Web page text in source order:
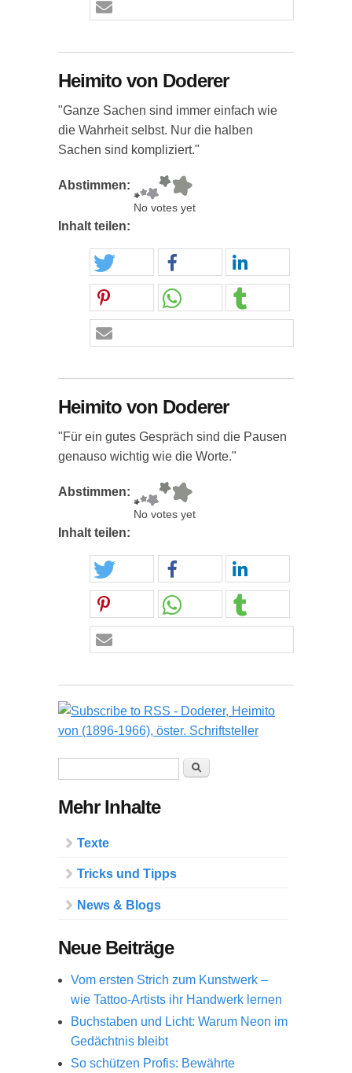
Heimito von Doderer
"Ganze Sachen sind immer einfach wie
die Wahrheit selbst. Nur die halben
Sachen sind kompliziert."
Abstimmen:
No votes yet
Inhalt teilen:
Heimito von Doderer
"Für ein gutes Gespräch sind die Pausen
genauso wichtig wie die Worte."
Abstimmen:
No votes yet
Inhalt teilen:
Suche
Mehr Inhalte
Texte
Tricks und Tipps
News & Blogs
Neue Beiträge
Vom ersten Strich zum Kunstwerk –
wie Tattoo-Artists ihr Handwerk lernen
Buchstaben und Licht: Warum Neon im
Gedächtnis bleibt
So schützen Profis: Bewährte